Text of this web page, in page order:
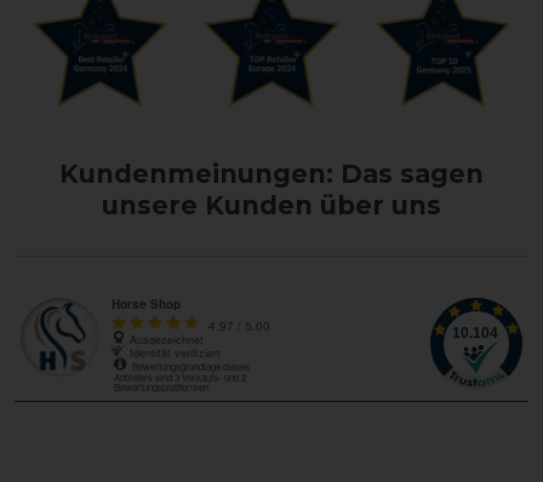
Kundenmeinungen: Das sagen
unsere Kunden über uns